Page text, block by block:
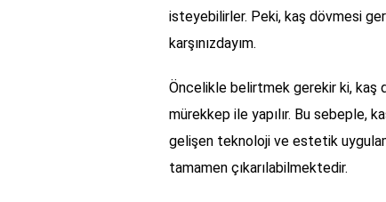
isteyebilirler. Peki, kaş dövmesi
karşınızdayım.
Öncelikle belirtmek gerekir ki, kaş
mürekkep ile yapılır. Bu sebeple,
gelişen teknoloji ve estetik
tamamen çıkarılabilmektedir.